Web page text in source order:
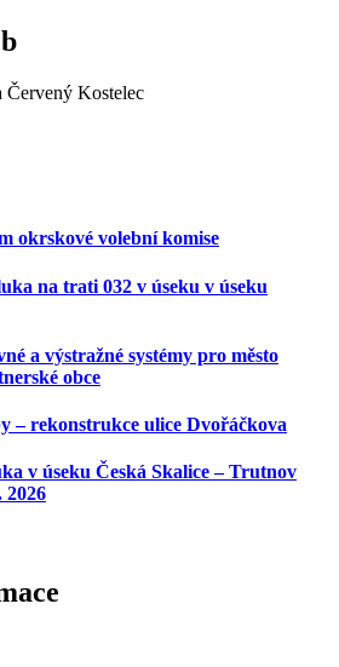
Červený Kostelec
okrskové volební komise
na trati 032 v úseku v úseku
a výstražné systémy pro město
obce
– rekonstrukce ulice Dvořáčkova
v úseku Česká Skalice – Trutnov
2026